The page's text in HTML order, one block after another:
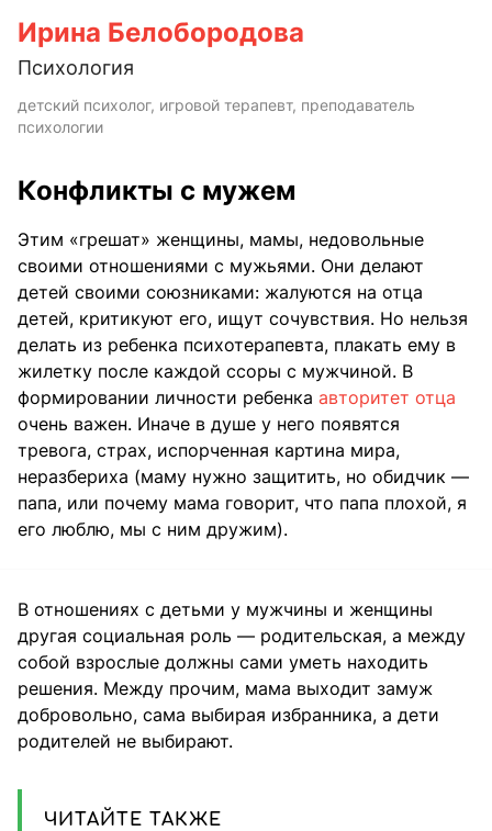
Ирина Белобородова
Психология
детский психолог, игровой терапевт, преподаватель
психологии
Конфликты с мужем
Этим «грешат» женщины, мамы, недовольные
своими отношениями с мужьями. Они делают
детей своими союзниками: жалуются на отца
детей, критикуют его, ищут сочувствия. Но нельзя
делать из ребенка психотерапевта, плакать ему в
жилетку после каждой ссоры с мужчиной. В
формировании личности ребенка авторитет отца
очень важен. Иначе в душе у него появятся
тревога, страх, испорченная картина мира,
неразбериха (маму нужно защитить, но обидчик —
папа, или почему мама говорит, что папа плохой, я
его люблю, мы с ним дружим).
В отношениях с детьми у мужчины и женщины
другая социальная роль — родительская, а между
собой взрослые должны сами уметь находить
решения. Между прочим, мама выходит замуж
добровольно, сама выбирая избранника, а дети
родителей не выбирают.
ЧИТАЙТЕ ТАКЖЕ